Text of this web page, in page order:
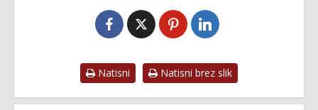
Natisni Natisni brez slik